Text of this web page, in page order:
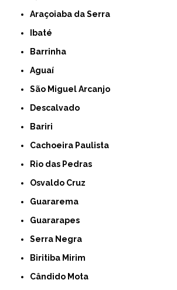
Araçoiaba da Serra
Ibaté
Barrinha
Aguaí
São Miguel Arcanjo
Descalvado
Bariri
Cachoeira Paulista
Rio das Pedras
Osvaldo Cruz
Guararema
Guararapes
Serra Negra
Biritiba Mirim
Cândido Mota